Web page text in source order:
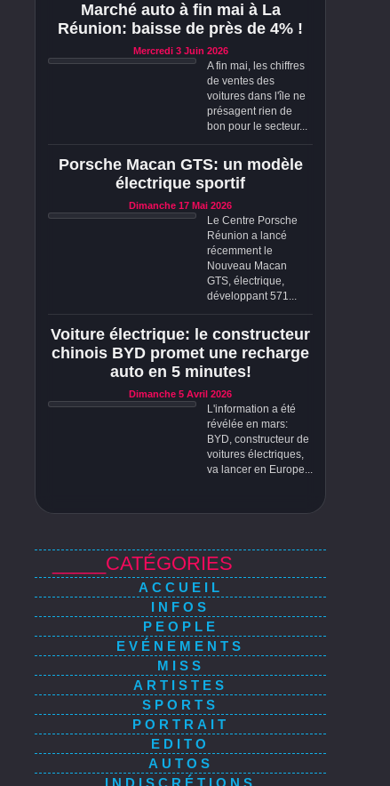
Marché auto à fin mai à La
Réunion: baisse de près de 4% !
Mercredi 3 Juin 2026
A fin mai, les chiffres
de ventes des
voitures dans l'île ne
présagent rien de
bon pour le secteur...
Porsche Macan GTS: un modèle
électrique sportif
Dimanche 17 Mai 2026
Le Centre Porsche
Réunion a lancé
récemment le
Nouveau Macan
GTS, électrique,
développant 571...
Voiture électrique: le constructeur
chinois BYD promet une recharge
auto en 5 minutes!
Dimanche 5 Avril 2026
L'information a été
révélée en mars:
BYD, constructeur de
voitures électriques,
va lancer en Europe...
_____CATÉGORIES
ACCUEIL
INFOS
PEOPLE
EVÉNEMENTS
MISS
ARTISTES
SPORTS
PORTRAIT
EDITO
AUTOS
INDISCRÉTIONS